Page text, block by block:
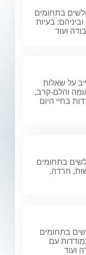
בתחומים
בעיות
ועוד
על שאלות
והלם-קרב,
בחיי היום
בתחומים
חרדה,
בתחומים
עם
ועוד